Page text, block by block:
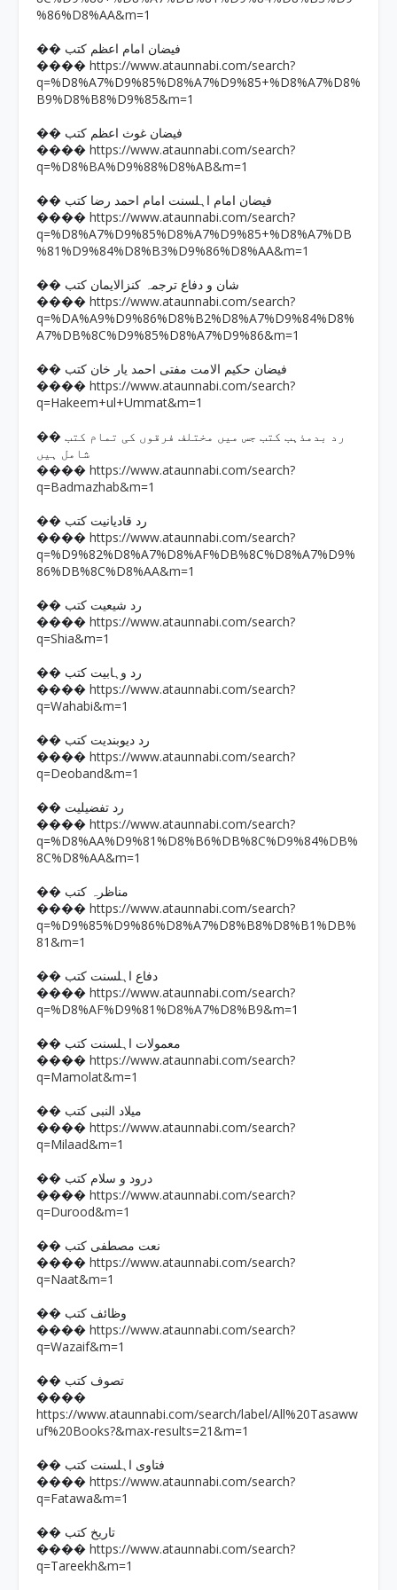
%86%D8%AA&m=1
�� فیضان امام اعظم کتب
���� https://www.ataunnabi.com/search?
q=%D8%A7%D9%85%D8%A7%D9%85+%D8%A7%D8%
B9%D8%B8%D9%85&m=1
�� فیضان غوث اعظم کتب
���� https://www.ataunnabi.com/search?
q=%D8%BA%D9%88%D8%AB&m=1
�� فیضان امام اہلسنت امام احمد رضا کتب
���� https://www.ataunnabi.com/search?
q=%D8%A7%D9%85%D8%A7%D9%85+%D8%A7%DB
%81%D9%84%D8%B3%D9%86%D8%AA&m=1
�� شان و دفاع ترجمہ کنزالایمان کتب
���� https://www.ataunnabi.com/search?
q=%DA%A9%D9%86%D8%B2%D8%A7%D9%84%D8%
A7%DB%8C%D9%85%D8%A7%D9%86&m=1
�� فیضان حکیم الامت مفتی احمد یار خان کتب
���� https://www.ataunnabi.com/search?
q=Hakeem+ul+Ummat&m=1
�� رد بدمذہب کتب جس میں مختلف فرقوں کی تمام کتب
شامل ہیں
���� https://www.ataunnabi.com/search?
q=Badmazhab&m=1
�� رد قادیانیت کتب
���� https://www.ataunnabi.com/search?
q=%D9%82%D8%A7%D8%AF%DB%8C%D8%A7%D9%
86%DB%8C%D8%AA&m=1
�� رد شیعیت کتب
���� https://www.ataunnabi.com/search?
q=Shia&m=1
�� رد وہابیت کتب
���� https://www.ataunnabi.com/search?
q=Wahabi&m=1
�� رد دیوبندیت کتب
���� https://www.ataunnabi.com/search?
q=Deoband&m=1
�� رد تفضیلیت
���� https://www.ataunnabi.com/search?
q=%D8%AA%D9%81%D8%B6%DB%8C%D9%84%DB%
8C%D8%AA&m=1
�� مناظرہ کتب
���� https://www.ataunnabi.com/search?
q=%D9%85%D9%86%D8%A7%D8%B8%D8%B1%DB%
81&m=1
�� دفاع اہلسنت کتب
���� https://www.ataunnabi.com/search?
q=%D8%AF%D9%81%D8%A7%D8%B9&m=1
�� معمولات اہلسنت کتب
���� https://www.ataunnabi.com/search?
q=Mamolat&m=1
�� میلاد النبی کتب
���� https://www.ataunnabi.com/search?
q=Milaad&m=1
�� درود و سلام کتب
���� https://www.ataunnabi.com/search?
q=Durood&m=1
�� نعت مصطفی کتب
���� https://www.ataunnabi.com/search?
q=Naat&m=1
�� وظائف کتب
���� https://www.ataunnabi.com/search?
q=Wazaif&m=1
�� تصوف کتب
����
https://www.ataunnabi.com/search/label/All%20Tasaww
uf%20Books?&max-results=21&m=1
�� فتاوی اہلسنت کتب
���� https://www.ataunnabi.com/search?
q=Fatawa&m=1
�� تاریخ کتب
���� https://www.ataunnabi.com/search?
q=Tareekh&m=1